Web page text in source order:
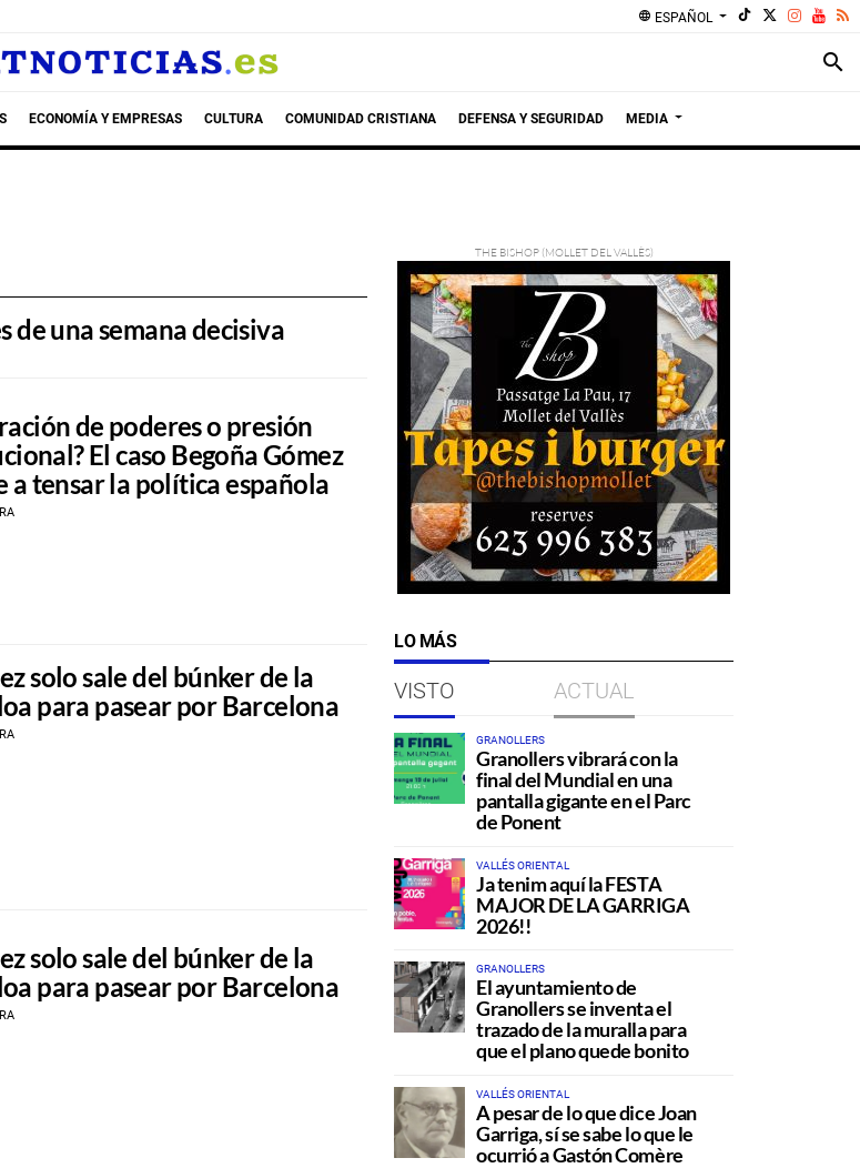
language ESPAÑOL
search
ECONOMÍA Y EMPRESAS CULTURA COMUNIDAD CRISTIANA DEFENSA Y SEGURIDAD MEDIA
de una semana decisiva
de poderes o presión
El caso Begoña Gómez
a tensar la política española
solo sale del búnker de la
para pasear por Barcelona
solo sale del búnker de la
para pasear por Barcelona
LO MÁS
VISTO ACTUAL
GRANOLLERS
Granollers vibrará con la
final del Mundial en una
pantalla gigante en el Parc
de Ponent
VALLÉS ORIENTAL
Ja tenim aquí la FESTA
MAJOR DE LA GARRIGA
2026!!
GRANOLLERS
El ayuntamiento de
Granollers se inventa el
trazado de la muralla para
que el plano quede bonito
VALLÉS ORIENTAL
A pesar de lo que dice Joan
Garriga, sí se sabe lo que le
ocurrió a Gastón Comère